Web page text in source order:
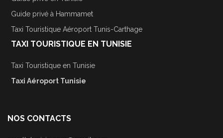
Guide privé à Hammamet
Taxi Touristique Aéroport Tunis-Carthage
TAXI TOURISTIQUE EN TUNISIE
Taxi Touristique en Tunisie
Taxi Aéroport Tunisie
NOS CONTACTS